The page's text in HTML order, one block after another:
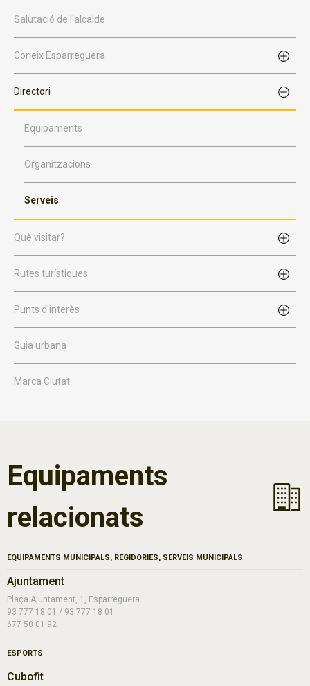
Salutació de l'alcalde
Coneix Esparreguera
Directori
Equipaments
Organitzacions
Serveis
Què visitar?
Rutes turístiques
Punts d'interès
Guia urbana
Marca Ciutat
Equipaments
relacionats
EQUIPAMENTS MUNICIPALS, REGIDORIES, SERVEIS MUNICIPALS
Ajuntament
Plaça Ajuntament, 1, Esparreguera
93 777 18 01 / 93 777 18 01
677 50 01 92
ESPORTS
Cubofit